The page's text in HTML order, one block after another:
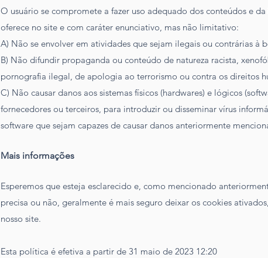
O usuário se compromete a fazer uso adequado dos conteúdos e
oferece no site e com caráter enunciativo, mas não limitativo:
A) Não se envolver em atividades que sejam ilegais ou contrárias à
B) Não difundir propaganda ou conteúdo de natureza racista,
pornografia ilegal, de apologia ao terrorismo ou contra os direitos
C) Não causar danos aos sistemas físicos (hardwares) e lógicos
fornecedores ou terceiros, para introduzir ou disseminar vírus
software que sejam capazes de causar danos anteriormente
Mais informações
Esperemos que esteja esclarecido e, como mencionado
precisa ou não, geralmente é mais seguro deixar os cookies
nosso site.
Esta política é efetiva a partir de 31 maio de 2023 12:20